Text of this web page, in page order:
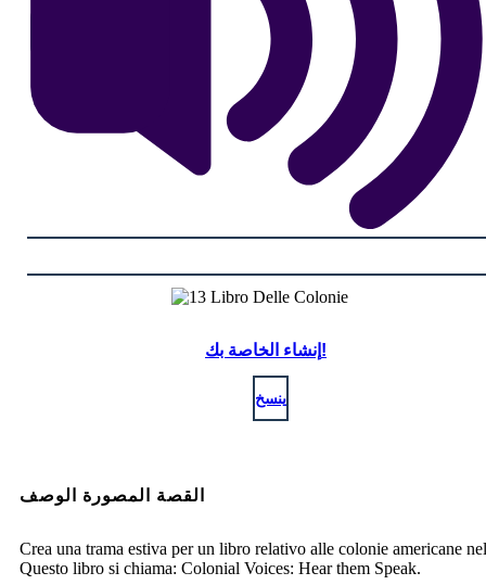
إنشاء الخاصة بك!
ينسخ
القصة المصورة الوصف
Crea una trama estiva per un libro relativo alle colonie americane
Questo libro si chiama: Colonial Voices: Hear them Speak.